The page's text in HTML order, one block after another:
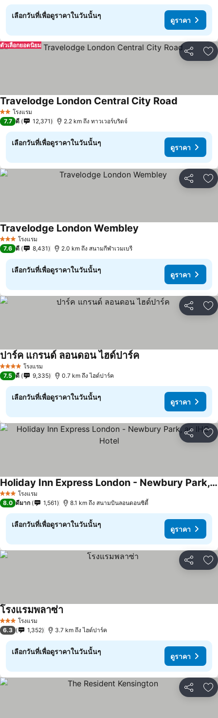
เลือกวันที่เพื่อดูราคาในวันนั้นๆ
ดูราคา
แชร์ เ
ตัวเลือกยอดนิยม
2 ดาวโรงแรม
Travelodge London Central City Road
7.7 ดี 12,371 2.2 km ถึง ทาวเวอร์บริดจ์
เลือกวันที่เพื่อดูราคาในวันนั้นๆ
ดูราคา
แชร์ เ
3 ดาว โรงแรม
Travelodge London Wembley
7.6 ดี 8,431 2.0 km ถึง สนามกีฬาเวมเบรี
เลือกวันที่เพื่อดูราคาในวันนั้นๆ
ดูราคา
แชร์ เ
4 ดาว โรงแรม
ปาร์ค แกรนด์ ลอนดอน ไฮด์ปาร์คดูราคา
7.5 ดี 9,335 0.7 km ถึง ไฮด์ปาร์ค
เลือกวันที่เพื่อดูราคาในวันนั้นๆ
ดูราคา
แชร์ เ
3 ดาว โรงแรม
Holiday Inn Express London - Newbury Park, an IHG Hotel
ดูราคา
8.0 ดีมาก 1,561 8.1 km ถึง สนามบินลอนดอนซิตี้
เลือกวันที่เพื่อดูราคาในวันนั้นๆ
ดูราคา
แชร์ เ
3 ดาว โรงแรม
โรงแรมพลาซ่าดูราคา
6.3 1,352 3.7 km ถึง ไฮด์ปาร์ค
เลือกวันที่เพื่อดูราคาในวันนั้นๆ
ดูราคา
แชร์ เ